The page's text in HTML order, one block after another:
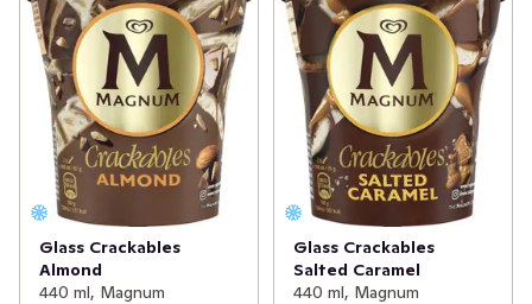
choklad.
Glass Crackables
Almond
440 ml, Magnum
Glass Crackables
Salted Caramel
440 ml, Magnum